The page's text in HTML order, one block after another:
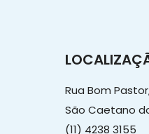
Rua Bom
São Caetano
(11) 4238 3155